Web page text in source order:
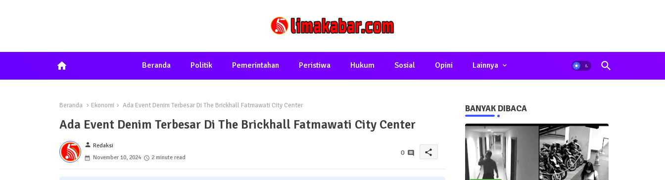
home Beranda Politik Pemerintahan Peristiwa Hukum Sosial Opini Lainnya
Beranda Ekonomi Ada Event Denim Terbesar Di The Brickhall Fatmawati City Center
Ada Event Denim Terbesar Di The Brickhall Fatmawati City Center
person Redaksi
November 10, 2024
2 minute read
0 share
BANYAK DIBACA